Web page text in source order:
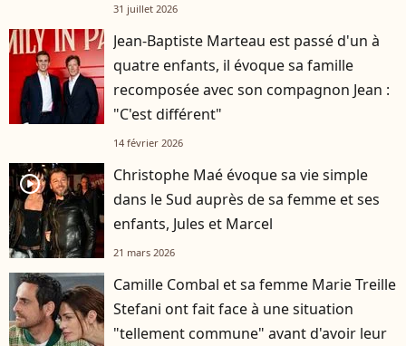
31 juillet 2026
Jean-Baptiste Marteau est passé d'un à
quatre enfants, il évoque sa famille
recomposée avec son compagnon Jean :
"C'est différent"
14 février 2026
player2
Christophe Maé évoque sa vie simple
dans le Sud auprès de sa femme et ses
enfants, Jules et Marcel
21 mars 2026
Camille Combal et sa femme Marie Treille
Stefani ont fait face à une situation
"tellement commune" avant d'avoir leur